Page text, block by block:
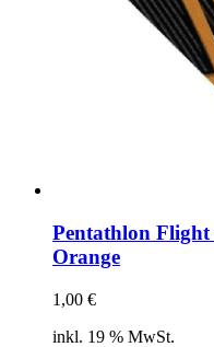
Pentathlon
Orange
1,00 €
inkl. 19 % MwSt.